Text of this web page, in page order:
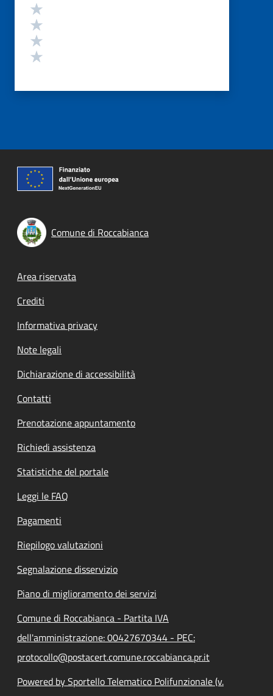
Comune di Roccabianca
Footer menu
Area riservata
Crediti
Informativa privacy
Note legali
Dichiarazione di accessibilità
Contatti
Prenotazione appuntamento
Richiedi assistenza
Statistiche del portale
Leggi le FAQ
Pagamenti
Riepilogo valutazioni
Segnalazione disservizio
Piano di miglioramento dei servizi
Comune di Roccabianca - Partita IVA
dell'amministrazione: 00427670344 - PEC:
protocollo@postacert.comune.roccabianca.pr.it
Powered by Sportello Telematico Polifunzionale (v.